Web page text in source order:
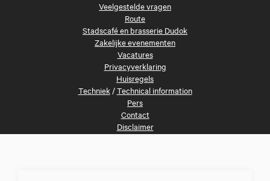
Veelgestelde vragen
Route
Stadscafé en brasserie Dudok
Zakelijke evenementen
Vacatures
Privacyverklaring
Huisregels
Techniek/Technical information
Pers
Contact
Disclaimer